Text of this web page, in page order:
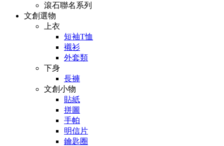
滾石聯名系列
文創選物
上衣
短袖T恤
襯衫
外套類
下身
長褲
文創小物
貼紙
拼圖
手帕
明信片
鑰匙圈